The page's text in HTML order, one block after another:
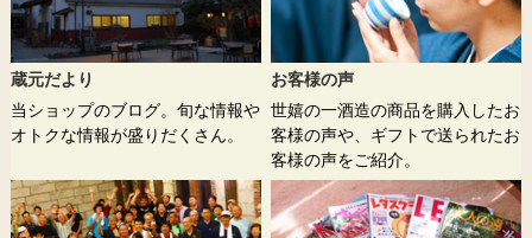
蔵元だより
当ショップのブログ。旬な情報や
オトクな情報が盛りだくさん。
お客様の声
世嬉の一酒造の商品を購入したお
客様の声や、ギフトで送られたお
客様の声をご紹介。